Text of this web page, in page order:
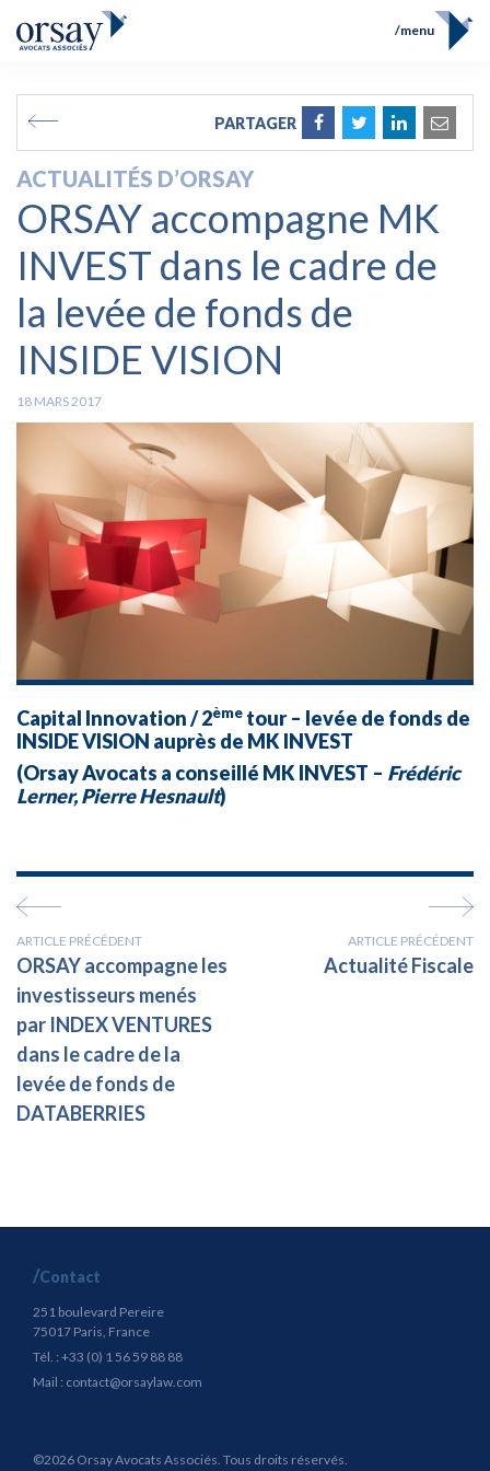
FR
menu
Compétences
Prix et Distinctions
Opérations
Actualités
Contact
PARTAGER
ACTUALITÉS D’ORSAY
ORSAY accompagne MK
INVEST dans le cadre de
la levée de fonds de
INSIDE VISION
18 MARS 2017
Capital Innovation / 2ème tour – levée de fonds de
INSIDE VISION auprès de MK INVEST
(Orsay Avocats a conseillé MK INVEST – Frédéric
Lerner, Pierre Hesnault)
ARTICLE PRÉCÉDENT
ORSAY accompagne les
investisseurs menés
par INDEX VENTURES
dans le cadre de la
levée de fonds de
DATABERRIES
ARTICLE PRÉCÉDENT
Actualité Fiscale
Contact
251 boulevard Pereire
75017 Paris, France
Tél. : +33 (0) 1 56 59 88 88
Mail : contact@orsaylaw.com
©2026 Orsay Avocats Associés. Tous droits réservés.